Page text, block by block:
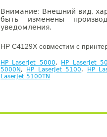
Внимание: Внешний вид,
быть изменены
уведомления.
HP C4129X совместим с
HP LaserJet 5000,
HP LaserJet
5000N , HP LaserJet 5100,
HP
LaserJet 5100TN